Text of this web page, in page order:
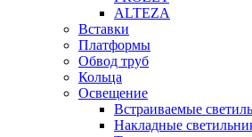
ALTEZA
Вставки
Платформы
Обвод труб
Кольца
Освещение
Встраиваемые
Накладные